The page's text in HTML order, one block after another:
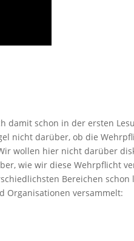
damit schon in der ersten
nicht darüber, ob die
wollen hier nicht darüber
wie wir diese Wehrpflicht
Bereichen schon
Organisationen versammelt: